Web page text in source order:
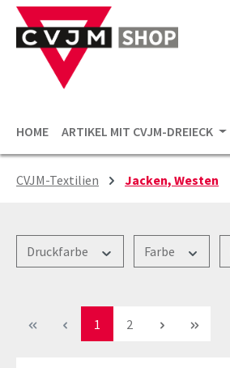
Hauptinhalt springen
Zur Suche springen
Zur Hauptnavigation springen
HOME ARTIKEL MIT CVJM-DREIECK
CVJM-Textilien Jacken, Westen
Druckfarbe Farbe
Seite
1 Seite
2